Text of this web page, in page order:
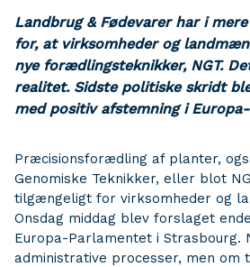
Landbrug & Fødevarer har i
for, at virksomheder og
nye forædlingsteknikker, NGT.
realitet. Sidste politiske skridt
med positiv afstemning i
Præcisionsforædling af planter,
Genomiske Teknikker, eller blot
tilgængeligt for virksomheder og
Onsdag middag blev forslaget
Europa-Parlamentet i Strasbourg.
administrative processer, men om